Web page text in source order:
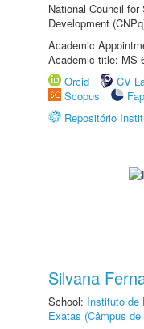
National Council
Development
Academic
Academic title: MS-
Orcid
CV
Scopus
Repositório
Silvana
School: Instituto de
Exatas (Câmpus